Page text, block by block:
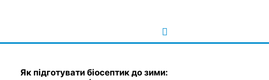
Як підготувати біосептик до зими: